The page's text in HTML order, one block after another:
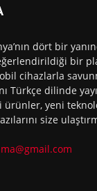
dört bir
bir
cihazlarla
Türkçe dilinde
ürünler, yeni
size